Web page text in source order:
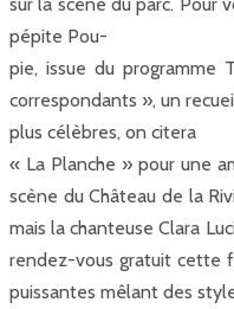
pépite Pou-
pie, issue du programme
correspondants », un
plus célèbres, on citera
« La Planche » pour une
scène du Château de la
mais la chanteuse Clara
rendez-vous gratuit cette
puissantes mêlant des